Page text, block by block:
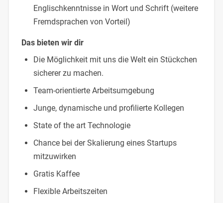
Englischkenntnisse in Wort und Schrift (weitere
Fremdsprachen von Vorteil)
Das bieten wir dir
Die Möglichkeit mit uns die Welt ein Stückchen
sicherer zu machen.
Team-orientierte Arbeitsumgebung
Junge, dynamische und profilierte Kollegen
State of the art Technologie
Chance bei der Skalierung eines Startups
mitzuwirken
Gratis Kaffee
Flexible Arbeitszeiten